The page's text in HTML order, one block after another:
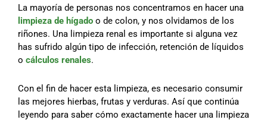
La mayoría de personas nos concentramos en hacer una
limpieza de hígado o de colon, y nos olvidamos de los
riñones. Una limpieza renal es importante si alguna vez
has sufrido algún tipo de infección, retención de líquidos
o cálculos renales.
Con el fin de hacer esta limpieza, es necesario consumir
las mejores hierbas, frutas y verduras. Así que continúa
leyendo para saber cómo exactamente hacer una limpieza